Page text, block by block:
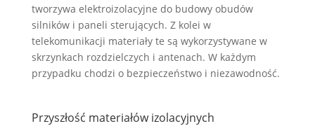
tworzywa elektroizolacyjne do budowy obudów
silników i paneli sterujących. Z kolei w
telekomunikacji materiały te są wykorzystywane w
skrzynkach rozdzielczych i antenach. W każdym
przypadku chodzi o bezpieczeństwo i niezawodność.
Przyszłość materiałów izolacyjnych